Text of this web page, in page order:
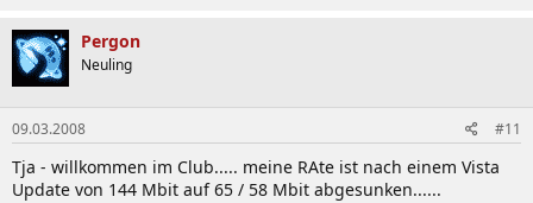
Pergon
Neuling
09.03.2008 #11
Tja - willkommen im Club..... meine RAte ist nach einem Vista
Update von 144 Mbit auf 65 / 58 Mbit abgesunken......